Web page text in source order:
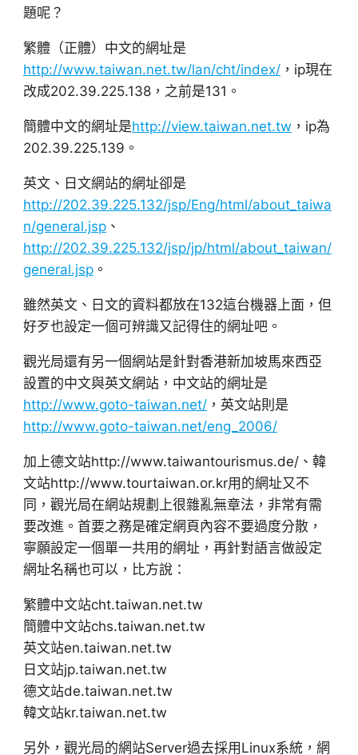
題呢？
繁體（正體）中文的網址是
http://www.taiwan.net.tw/lan/cht/index/，ip現在
改成202.39.225.138，之前是131。
簡體中文的網址是http://view.taiwan.net.tw ，ip為
202.39.225.139。
英文、日文網站的網址卻是
http://202.39.225.132/jsp/Eng/html/about_taiwa
n/general.jsp、
http://202.39.225.132/jsp/jp/html/about_taiwan/
general.jsp。
雖然英文、日文的資料都放在132這台機器上面，但
好歹也設定一個可辨識又記得住的網址吧。
觀光局還有另一個網站是針對香港新加坡馬來西亞
設置的中文與英文網站，中文站的網址是
http://www.goto-taiwan.net/，英文站則是
http://www.goto-taiwan.net/eng_2006/
加上德文站http://www.taiwantourismus.de/、韓
文站http://www.tourtaiwan.or.kr用的網址又不
同，觀光局在網站規劃上很雜亂無章法，非常有需
要改進。首要之務是確定網頁內容不要過度分散，
寧願設定一個單一共用的網址，再針對語言做設定
網址名稱也可以，比方說：
繁體中文站cht.taiwan.net.tw
簡體中文站chs.taiwan.net.tw
英文站en.taiwan.net.tw
日文站jp.taiwan.net.tw
德文站de.taiwan.net.tw
韓文站kr.taiwan.net.tw
另外，觀光局的網站Server過去採用Linux系統，網